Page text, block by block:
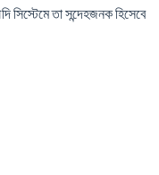
তা সন্দেহজনক হিসেবে